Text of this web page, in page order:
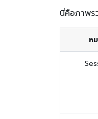
นี่คือภาพร
ห